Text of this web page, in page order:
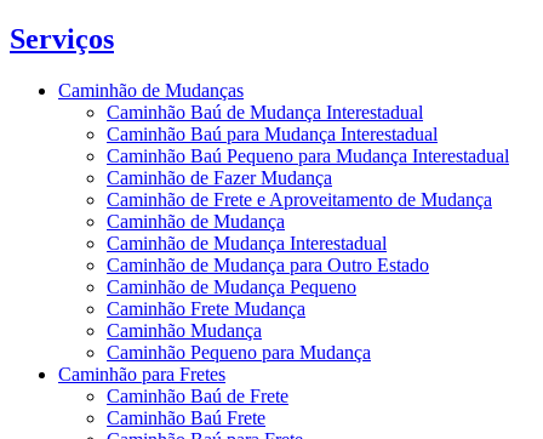
Serviços
Caminhão de Mudanças
Caminhão Baú de Mudança Interestadual
Caminhão Baú para Mudança Interestadual
Caminhão Baú Pequeno para Mudança Interestadual
Caminhão de Fazer Mudança
Caminhão de Frete e Aproveitamento de Mudança
Caminhão de Mudança
Caminhão de Mudança Interestadual
Caminhão de Mudança para Outro Estado
Caminhão de Mudança Pequeno
Caminhão Frete Mudança
Caminhão Mudança
Caminhão Pequeno para Mudança
Caminhão para Fretes
Caminhão Baú de Frete
Caminhão Baú Frete